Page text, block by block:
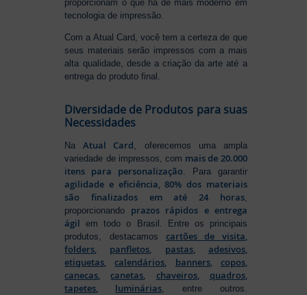
proporcionam o que há de mais moderno em
tecnologia de impressão.
Com a Atual Card, você tem a certeza de que
seus materiais serão impressos com a mais
alta qualidade, desde a criação da arte até a
entrega do produto final.
Diversidade de Produtos para suas
Necessidades
NaAtual Card , oferecemos uma ampla
variedade de impressos, com mais de 20.000
itens para personalização . Para garantir
agilidade e eficiência, 80% dos materiais
são finalizados em até 24 horas,
proporcionando prazos rápidos e entrega
ágil em todo o Brasil. Entre os principais
produtos, destacamos cartões de visita
folders
panfletos pastas, adesivos,
etiquetas ,calendários banners, copos,
canecas ,canetas chaveiros, quadros,
tapetes
luminárias , entre outros.